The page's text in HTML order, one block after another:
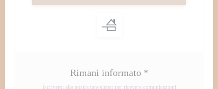
Rimani informato *
Iscriversi alla nostra newsletter per ricevere comunicazioni